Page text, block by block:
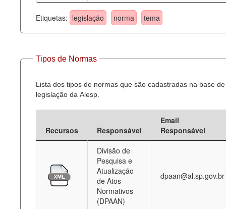
Etiquetas: legislação norma tema
Tipos de Normas
Lista dos tipos de normas que são cadastradas na base de
legislação da Alesp.
Recursos Responsável
Email
Responsável
Divisão de
Pesquisa e
Atualização
de Atos
Normativos
(DPAAN)
dpaan@al.sp.gov.br